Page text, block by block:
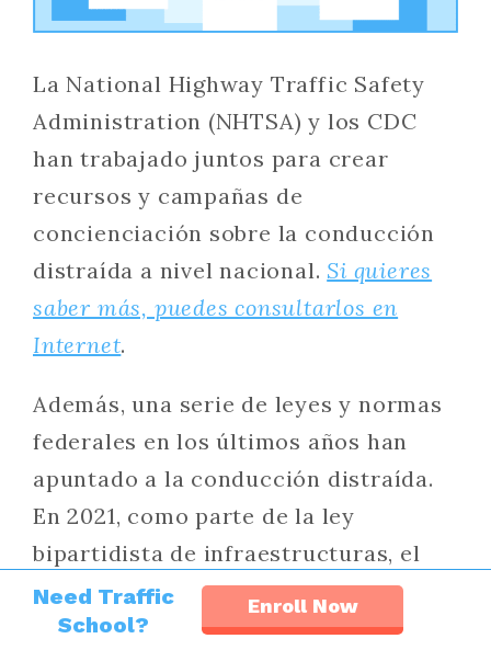
La National Highway Traffic Safety
Administration (NHTSA) y los CDC
han trabajado juntos para crear
recursos y campañas de
concienciación sobre la conducción
distraída a nivel nacional. Si quieres
saber más, puedes consultarlos en
Internet.
Además, una serie de leyes y normas
federales en los últimos años han
apuntado a la conducción distraída.
En 2021, como parte de la ley
bipartidista de infraestructuras, el
Congreso creó nuevos recursos para
añadir la concienciación sobre la
Need Traffic
School?
Enroll Now